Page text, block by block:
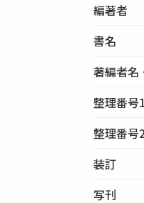
編著者
書名
著編者名
整理番号1
整理番号
装訂
写刊